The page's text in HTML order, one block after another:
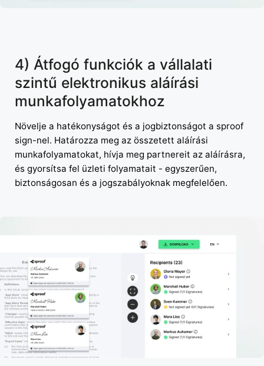
4) Átfogó funkciók a vállalati
szintű elektronikus aláírási
munkafolyamatokhoz
Növelje a hatékonyságot és a jogbiztonságot a sproof
sign-nel. Határozza meg az összetett aláírási
munkafolyamatokat, hívja meg partnereit az aláírásra,
és gyorsítsa fel üzleti folyamatait - egyszerűen,
biztonságosan és a jogszabályoknak megfelelően.